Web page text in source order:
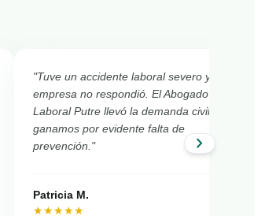
"Tuve un accidente laboral severo y la
empresa no respondió. El Abogado
Laboral Putre llevó la demanda civil y
ganamos por evidente falta de
prevención."
Patricia M.
★★★★★
chevron_right